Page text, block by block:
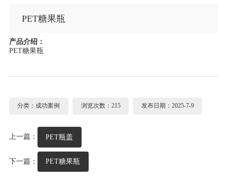
PET糖果瓶
产品介绍：
PET糖果瓶
分类：成功案例 浏览次数：215 发布日期：2025-7-9
上一篇： PET瓶盖
下一篇： PET糖果瓶